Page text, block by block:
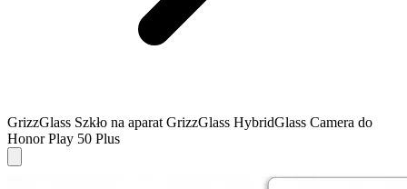
GrizzGlass Szkło na aparat GrizzGlass HybridGlass Camera do
Honor Play 50 Plus